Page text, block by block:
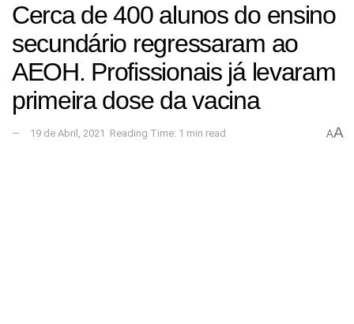
Cerca de 400 alunos do ensino
secundário regressaram ao
AEOH. Profissionais já levaram
primeira dose da vacina
19 de Abril, 2021 Reading Time: 1 min read AA